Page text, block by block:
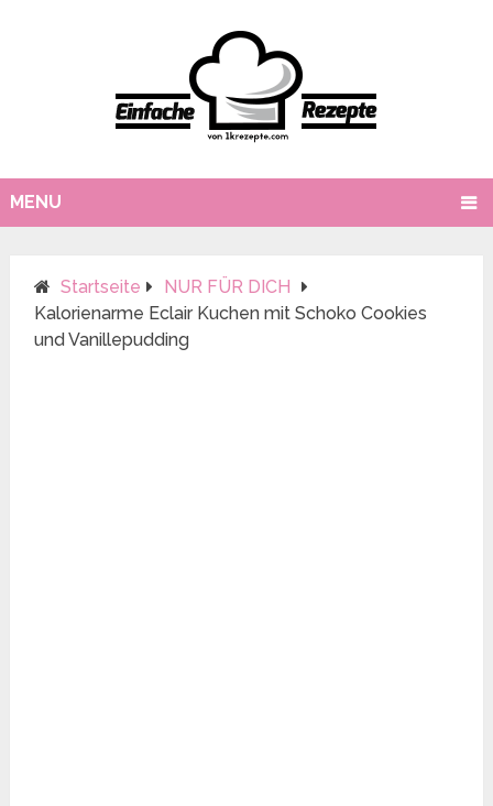
MENU
Startseite
NUR FÜR DICH
Kalorienarme Eclair Kuchen mit Schoko Cookies
und Vanillepudding